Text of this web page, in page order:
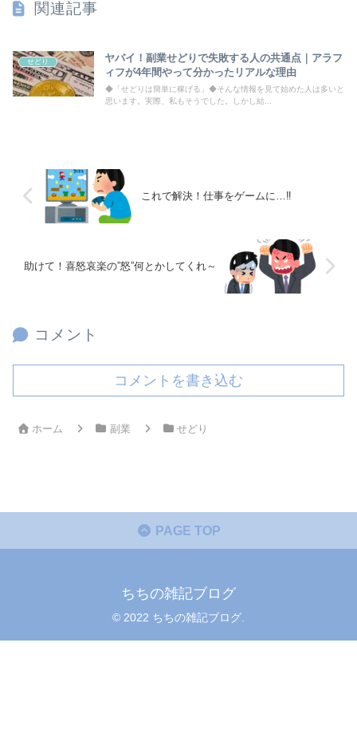
関連記事
せどり
ヤバイ！副業せどりで失敗する人の共通点｜アラフ
ィフが4年間やって分かったリアルな理由
◆「せどりは簡単に稼げる」◆そんな情報を見て始めた人は多いと
思います。実際、私もそうでした。しかし結...
これで解決！仕事をゲームに…‼
助けて！喜怒哀楽の”怒”何とかしてくれ～
コメント
コメントを書き込む
ホーム 副業 せどり
PAGE TOP
ちちの雑記ブログ
© 2022 ちちの雑記ブログ.